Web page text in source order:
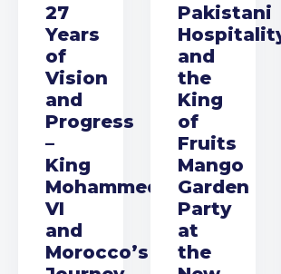
27
Years
of
Vision
and
Progress
–
King
Mohammed
VI
and
Morocco’s
Pakistani
and
the
King
of
Fruits
Mango
Garden
Party
at
the